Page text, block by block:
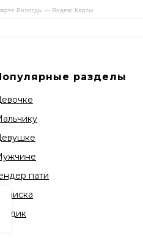
Вологды — Яндекс Карты
разделы
пати
Выписка
годик